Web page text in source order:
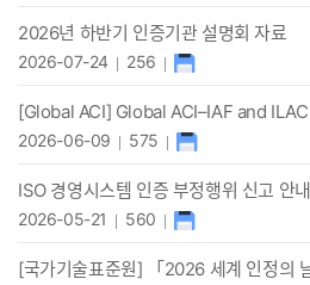
2026년 하반기 인증기관 설명회 자료
2026-07-24 256
2026-06-09 575
ISO 경영시스템 인증 부정행위 신고 안내
2026-05-21 560